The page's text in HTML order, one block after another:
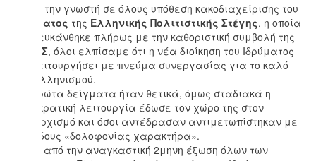
Μετά την γνωστή σε όλους υπόθεση κακοδιαχείρισης του
Ιδρύματος της Ελληνικής Πολιτιστικής Στέγης, η οποία
διαλευκάνθηκε πλήρως με την καθοριστική συμβολή της
ΟΕΣΚΣ, όλοι ελπίσαμε ότι η νέα διοίκηση του Ιδρύματος
θα λειτουργήσει με πνεύμα συνεργασίας για το καλό
του ελληνισμού.
Τα πρώτα δείγματα ήταν θετικά, όμως σταδιακά η
δημοκρατική λειτουργία έδωσε τον χώρο της στον
αυταρχισμό και όσοι αντέδρασαν αντιμετωπίστηκαν με
μεθόδους «δολοφονίας χαρακτήρα».
Πέρα από την αναγκαστική 2μηνη έξωση όλων των